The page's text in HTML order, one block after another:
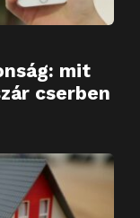
mit
cserben